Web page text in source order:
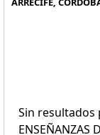
Sin resultados
ENSEÑANZAS